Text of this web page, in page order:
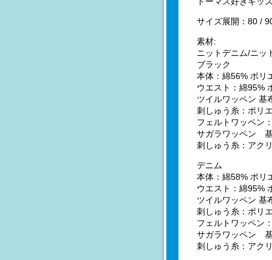
サイズ展開：80 /
素材:
ニットデニム/ニッ
ブラック
本体：綿56% ポリ
ウエスト：綿95%
ツイルワッペン 基
刺しゅう糸：ポリ
フェルトワッペン
サガラワッペン
刺しゅう糸：アク
デニム
本体：綿58% ポリ
ウエスト：綿95%
ツイルワッペン 基
刺しゅう糸：ポリ
フェルトワッペン
サガラワッペン
刺しゅう糸：アク